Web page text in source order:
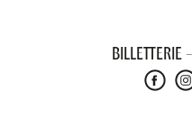
BILLETTERIE